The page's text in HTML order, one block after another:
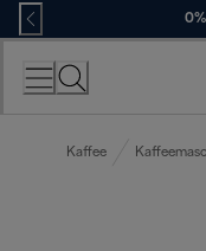
Skip
to
Content
Kaffee